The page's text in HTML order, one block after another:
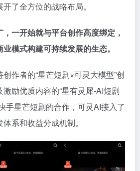
了全方位的战略布局。
一开始就与平台创作高度绑定，
模式构建可持续发展的生态。
作者的“星芒短剧×可灵大模型”创
励优质内容的“星有灵犀-AI短剧
手星芒短剧的合作，可灵AI接入了
系和收益分成机制。